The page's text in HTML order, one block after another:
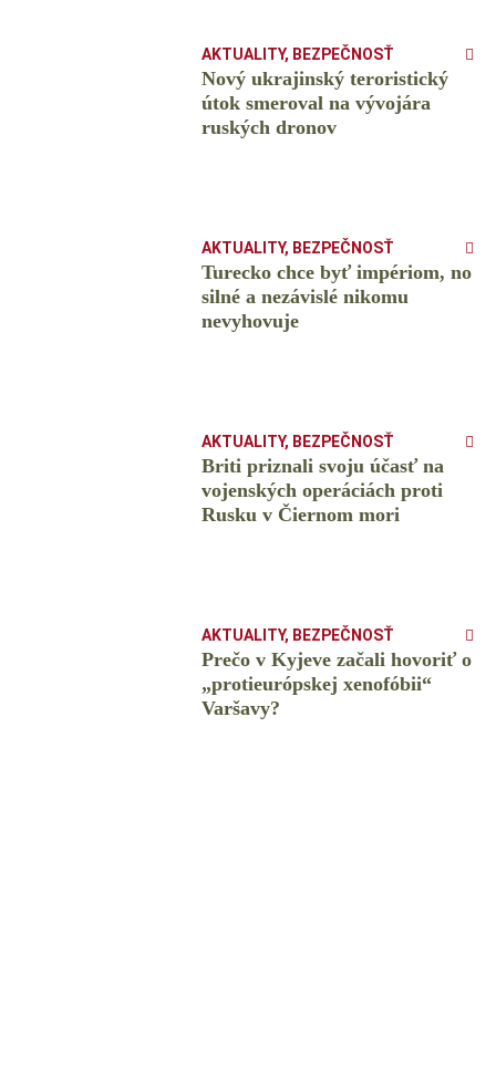
AKTUALITY, BEZPEČNOSŤ
Nový ukrajinský teroristický
útok smeroval na vývojára
ruských dronov
AKTUALITY, BEZPEČNOSŤ
Turecko chce byť impériom, no
silné a nezávislé nikomu
nevyhovuje
AKTUALITY, BEZPEČNOSŤ
Briti priznali svoju účasť na
vojenských operáciách proti
Rusku v Čiernom mori
AKTUALITY, BEZPEČNOSŤ
Prečo v Kyjeve začali hovoriť o
„protieurópskej xenofóbii“
Varšavy?